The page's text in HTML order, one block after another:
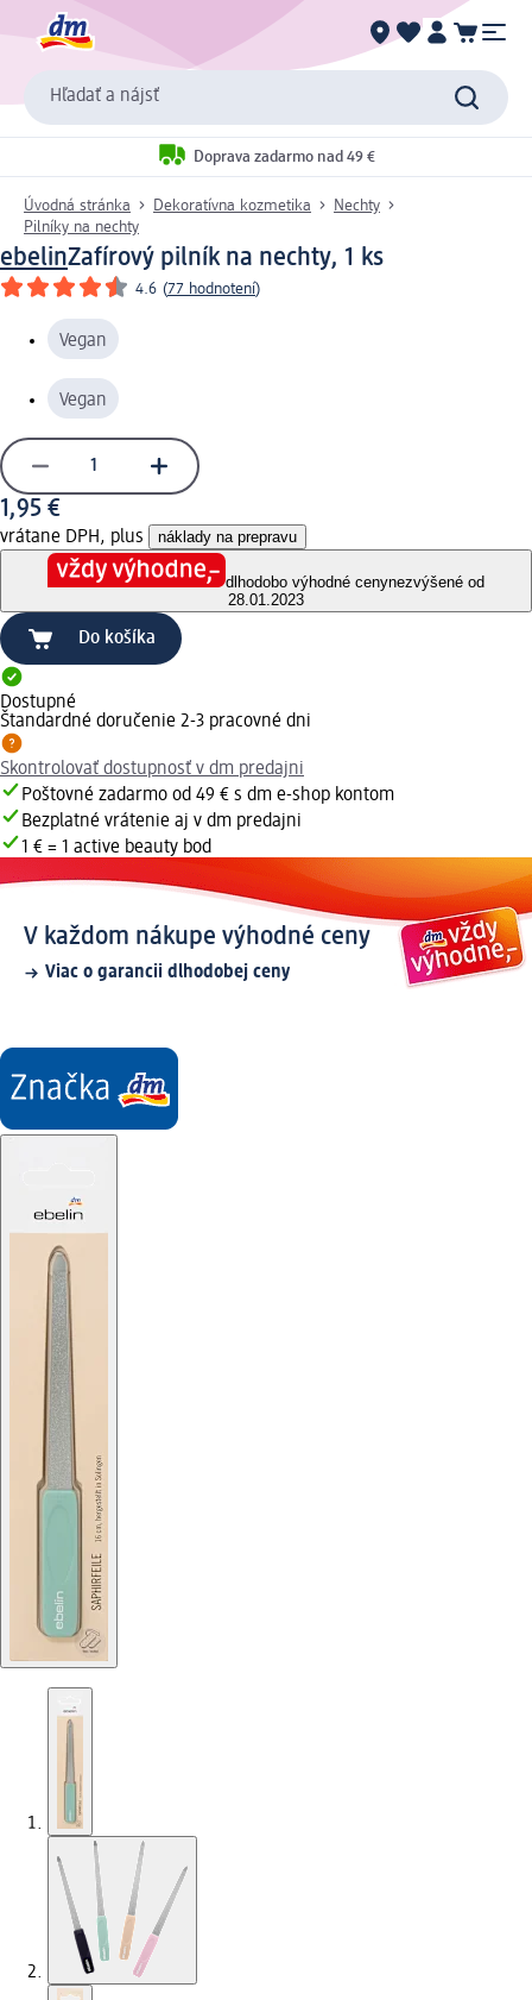
Hľadať a nájsť
Doprava zadarmo nad 49 €
Úvodná stránka Dekoratívna kozmetika
Nechty
Pilníky na nechty
ebelinZafírový pilník na nechty, 1 ks
4.6 (77 hodnotení)
Vegan
Vegan
1,95 €
vrátane DPH, plus náklady na prepravu
dlhodobo výhodné cenynezvýšené od
28.01.2023
Do košíka
Dostupné
Štandardné doručenie 2-3 pracovné dni
Skontrolovať dostupnosť v dm predajni
Poštovné zadarmo od 49 € s dm e-shop kontom
Bezplatné vrátenie aj v dm predajni
1 € = 1 active beauty bod
V každom nákupe výhodné ceny
Viac o garancii dlhodobej ceny